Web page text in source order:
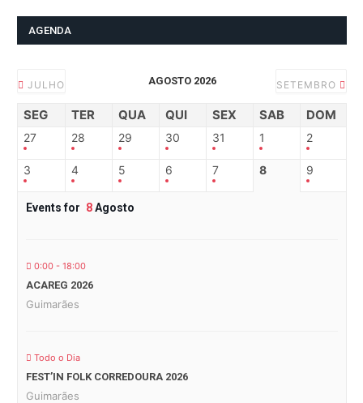
AGENDA
JULHO AGOSTO 2026 SETEMBRO
SEG TER QUA QUI SEX SAB DOM
27 28 29 30 31 1 2
3 4 5 6 7 8 9
Events for 8Agosto
0:00 - 18:00
ACAREG 2026
Guimarães
Todo o Dia
FEST’IN FOLK CORREDOURA 2026
Guimarães